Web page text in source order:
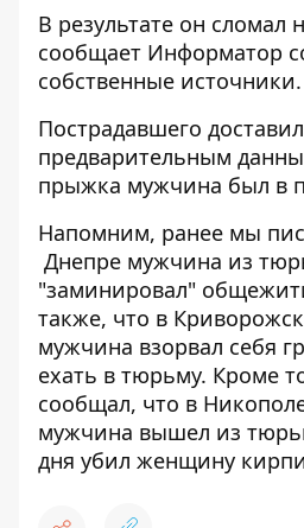
В результате он сломал
сообщает Информатор
собственные источники.
Пострадавшего
предварительным
прыжка мужчина был в
Напомним, ранее мы
Днепре мужчина из
"заминировал"
также, что в
мужчина взорвал себя
ехать в тюрьму. Кроме
сообщал, что в
мужчина вышел из
дня убил женщину